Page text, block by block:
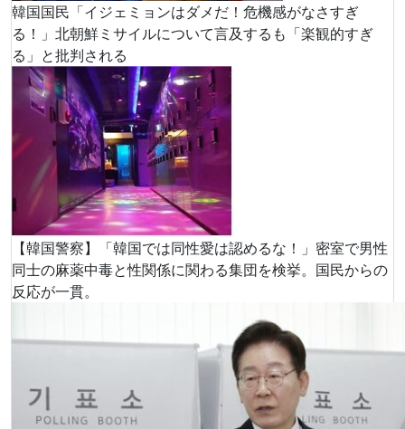
韓国国民「イジェミョンはダメだ！危機感がなさすぎ
る！」北朝鮮ミサイルについて言及するも「楽観的すぎ
る」と批判される
【韓国警察】「韓国では同性愛は認めるな！」密室で男性
同士の麻薬中毒と性関係に関わる集団を検挙。国民からの
反応が一貫。